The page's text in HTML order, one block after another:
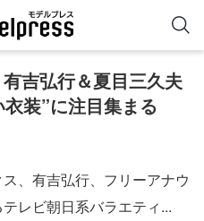
吉弘行＆夏目三久夫
装”に注目集まる
、有吉弘行、フリーアナウ
レビ朝日系バラエティ...